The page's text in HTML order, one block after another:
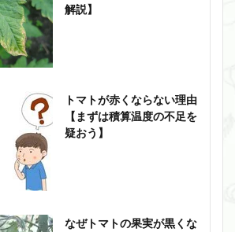
解説】
トマトが赤くならない理由
【まずは積算温度の不足を
疑おう】
なぜトマトの果実が黒くな